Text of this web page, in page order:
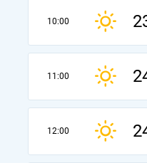
10:00
11:00
12:00